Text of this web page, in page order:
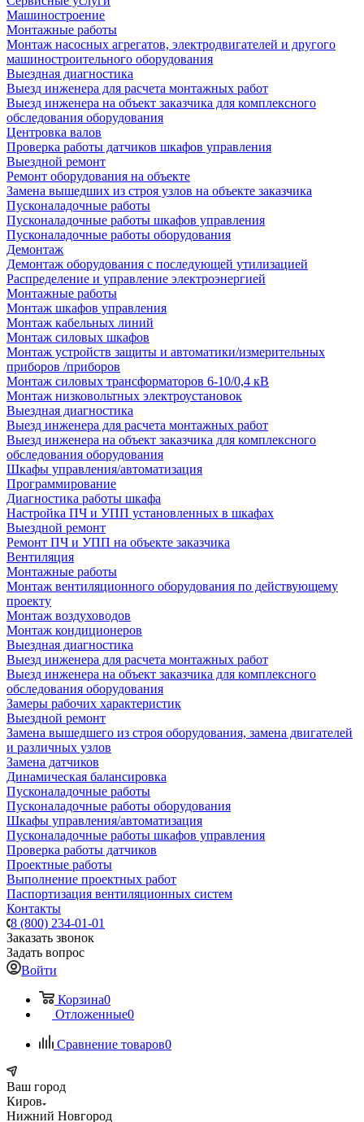
Машиностроение
Монтажные работы
Монтаж насосных агрегатов, электродвигателей и другого
машиностроительного оборудования
Выездная диагностика
Выезд инженера для расчета монтажных работ
Выезд инженера на объект заказчика для комплексного
обследования оборудования
Центровка валов
Проверка работы датчиков шкафов управления
Выездной ремонт
Ремонт оборудования на объекте
Замена вышедших из строя узлов на объекте заказчика
Пусконаладочные работы
Пусконаладочные работы шкафов управления
Пусконаладочные работы оборудования
Демонтаж
Демонтаж оборудования с последующей утилизацией
Распределение и управление электроэнергией
Монтажные работы
Монтаж шкафов управления
Монтаж кабельных линий
Монтаж силовых шкафов
Монтаж устройств защиты и автоматики/измерительных
приборов /приборов
Монтаж силовых трансформаторов 6-10/0,4 кВ
Монтаж низковольтных электроустановок
Выездная диагностика
Выезд инженера для расчета монтажных работ
Выезд инженера на объект заказчика для комплексного
обследования оборудования
Шкафы управления/автоматизация
Программирование
Диагностика работы шкафа
Настройка ПЧ и УПП установленных в шкафах
Выездной ремонт
Ремонт ПЧ и УПП на объекте заказчика
Вентиляция
Монтажные работы
Монтаж вентиляционного оборудования по действующему
проекту
Монтаж воздуховодов
Монтаж кондиционеров
Выездная диагностика
Выезд инженера для расчета монтажных работ
Выезд инженера на объект заказчика для комплексного
обследования оборудования
Замеры рабочих характеристик
Выездной ремонт
Замена вышедшего из строя оборудования, замена двигателей
и различных узлов
Замена датчиков
Динамическая балансировка
Пусконаладочные работы
Пусконаладочные работы оборудования
Шкафы управления/автоматизация
Пусконаладочные работы шкафов управления
Проверка работы датчиков
Проектные работы
Выполнение проектных работ
Паспортизация вентиляционных систем
Контакты
8 (800) 234-01-01
Заказать звонок
Задать вопрос
Войти
Корзина0
Отложенные0
Сравнение товаров0
Ваш город
Киров
Нижний Новгород